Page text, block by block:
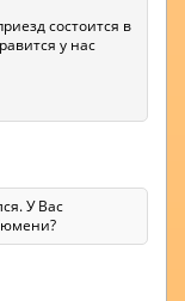
состоится в
у нас
У Вас